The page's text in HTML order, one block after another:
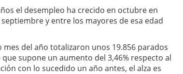
el desempleo ha crecido en octubre en
y entre los mayores de esa edad
del año totalizaron unos 19.856 parados
supone un aumento del 3,46% respecto al
con lo sucedido un año antes, el alza es